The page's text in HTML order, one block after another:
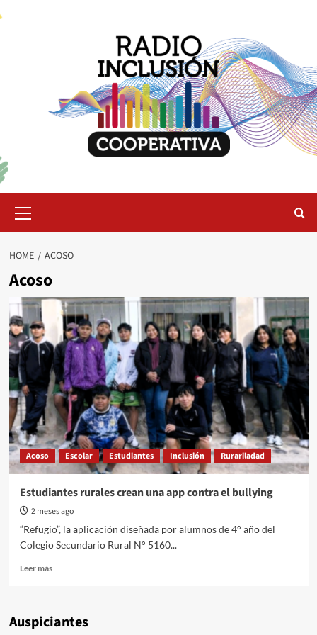
Menu
HOME ACOSO
Acoso
Acoso Escolar Estudiantes Inclusión Rurariladad
Estudiantes rurales crean una app contra el bullying
2 meses ago
“Refugio”, la aplicación diseñada por alumnos de 4° año del
Colegio Secundario Rural N° 5160...
Leer másRead
rurales
Auspiciantes